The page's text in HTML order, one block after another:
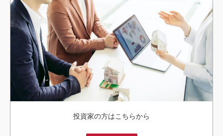
投資家の方はこちらから